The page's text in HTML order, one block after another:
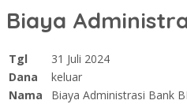
Biaya
Tgl
31 Juli 2024
Dana
keluar
Nama
Biaya Administrasi Bank